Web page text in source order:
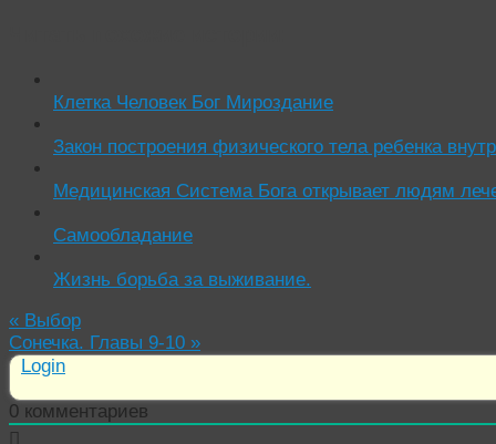
Клетка Человек Бог Мироздание
Закон построения физического тела ребенка
Медицинская Система Бога открывает людям
Самообладание
Жизнь борьба за выживание.
« Выбор
Сонечка. Главы 9-10 »
Login
0 комментариев